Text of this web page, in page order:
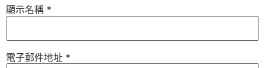
顯示名稱 *
電子郵件地址 *